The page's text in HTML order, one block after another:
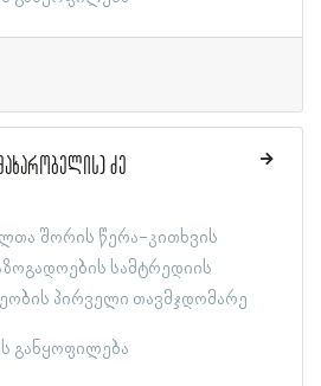
ძე
შორის წერა-კითხვის
სამტრედიის
პირველი თავმჯდომარე
განყოფილება